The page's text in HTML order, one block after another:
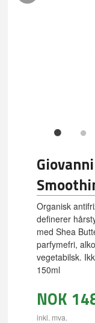
Organisk
definerer
med Shea
parfymefri,
vegetabilsk.
150ml
NOK
inkl. mva.